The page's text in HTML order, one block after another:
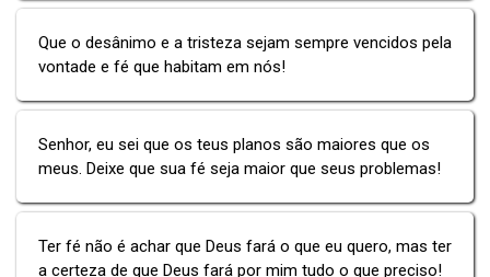
Que o desânimo e a tristeza sejam sempre vencidos pela
vontade e fé que habitam em nós!
Senhor, eu sei que os teus planos são maiores que os
meus. Deixe que sua fé seja maior que seus problemas!
Ter fé não é achar que Deus fará o que eu quero, mas ter
a certeza de que Deus fará por mim tudo o que preciso!